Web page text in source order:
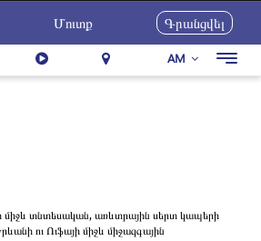
Մուտք Գրանցվել
AM
միջև տնտեսական, առևտրային սերտ կապերի
ու Ուֆայի միջև միջազգային